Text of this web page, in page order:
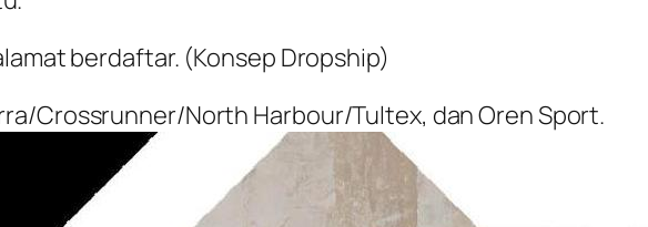
berdaftar. (Konsep Dropship)
Crossrunner/North Harbour/Tultex, dan Oren Sport.